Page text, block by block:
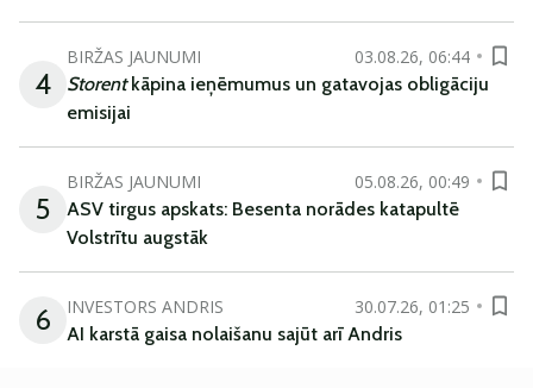
4
BIRŽAS JAUNUMI
03.08.26, 06:44
Storentkāpina ieņēmumus un gatavojas obligāciju
emisijai
5
BIRŽAS JAUNUMI
05.08.26, 00:49
ASV tirgus apskats: Besenta norādes katapultē
Volstrītu augstāk
6 INVESTORS ANDRIS
30.07.26, 01:25
AI karstā gaisa nolaišanu sajūt arī Andris